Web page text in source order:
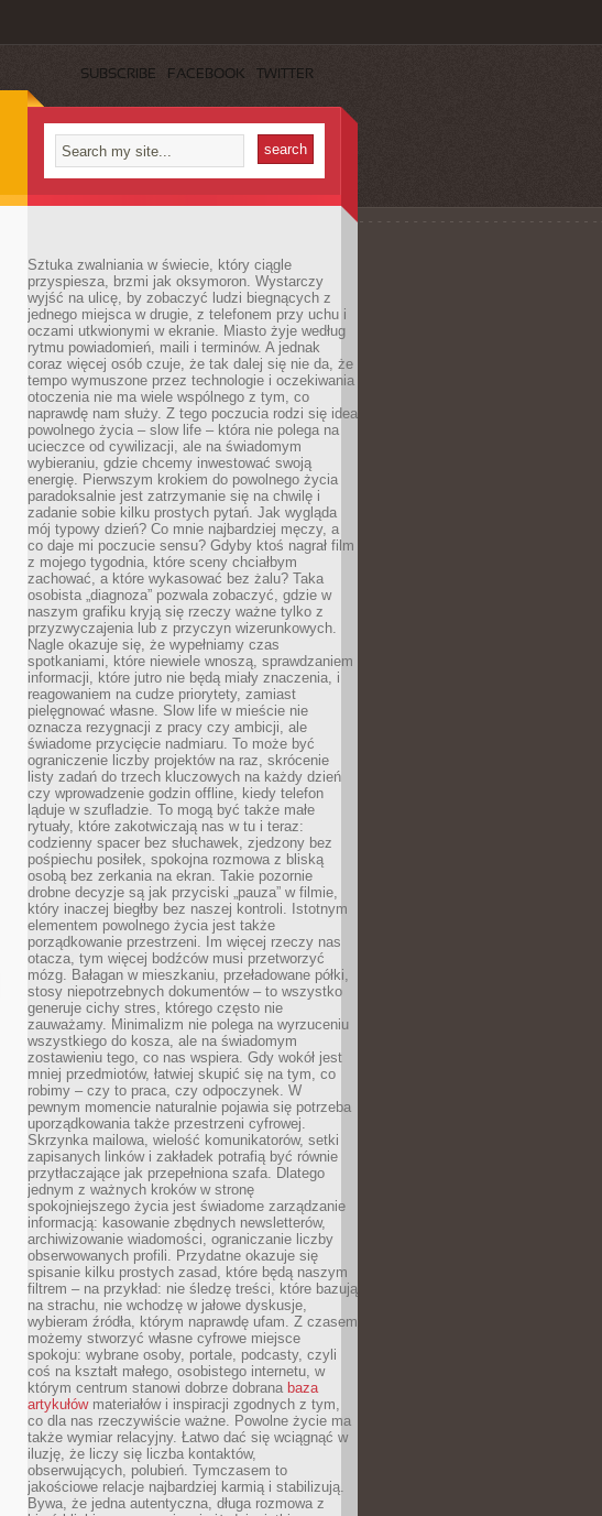
SUBSCRIBE FACEBOOK TWITTER
Sztuka zwalniania w świecie, który ciągle
przyspiesza, brzmi jak oksymoron. Wystarczy
wyjść na ulicę, by zobaczyć ludzi biegnących z
jednego miejsca w drugie, z telefonem przy uchu i
oczami utkwionymi w ekranie. Miasto żyje według
rytmu powiadomień, maili i terminów. A jednak
coraz więcej osób czuje, że tak dalej się nie da, że
tempo wymuszone przez technologie i oczekiwania
otoczenia nie ma wiele wspólnego z tym, co
naprawdę nam służy. Z tego poczucia rodzi się idea
powolnego życia – slow life – która nie polega na
ucieczce od cywilizacji, ale na świadomym
wybieraniu, gdzie chcemy inwestować swoją
energię. Pierwszym krokiem do powolnego życia
paradoksalnie jest zatrzymanie się na chwilę i
zadanie sobie kilku prostych pytań. Jak wygląda
mój typowy dzień? Co mnie najbardziej męczy, a
co daje mi poczucie sensu? Gdyby ktoś nagrał film
z mojego tygodnia, które sceny chciałbym
zachować, a które wykasować bez żalu? Taka
osobista „diagnoza” pozwala zobaczyć, gdzie w
naszym grafiku kryją się rzeczy ważne tylko z
przyzwyczajenia lub z przyczyn wizerunkowych.
Nagle okazuje się, że wypełniamy czas
spotkaniami, które niewiele wnoszą, sprawdzaniem
informacji, które jutro nie będą miały znaczenia, i
reagowaniem na cudze priorytety, zamiast
pielęgnować własne. Slow life w mieście nie
oznacza rezygnacji z pracy czy ambicji, ale
świadome przycięcie nadmiaru. To może być
ograniczenie liczby projektów na raz, skrócenie
listy zadań do trzech kluczowych na każdy dzień
czy wprowadzenie godzin offline, kiedy telefon
ląduje w szufladzie. To mogą być także małe
rytuały, które zakotwiczają nas w tu i teraz:
codzienny spacer bez słuchawek, zjedzony bez
pośpiechu posiłek, spokojna rozmowa z bliską
osobą bez zerkania na ekran. Takie pozornie
drobne decyzje są jak przyciski „pauza” w filmie,
który inaczej biegłby bez naszej kontroli. Istotnym
elementem powolnego życia jest także
porządkowanie przestrzeni. Im więcej rzeczy nas
otacza, tym więcej bodźców musi przetworzyć
mózg. Bałagan w mieszkaniu, przeładowane półki,
stosy niepotrzebnych dokumentów – to wszystko
generuje cichy stres, którego często nie
zauważamy. Minimalizm nie polega na wyrzuceniu
wszystkiego do kosza, ale na świadomym
zostawieniu tego, co nas wspiera. Gdy wokół jest
mniej przedmiotów, łatwiej skupić się na tym, co
robimy – czy to praca, czy odpoczynek. W
pewnym momencie naturalnie pojawia się potrzeba
uporządkowania także przestrzeni cyfrowej.
Skrzynka mailowa, wielość komunikatorów, setki
zapisanych linków i zakładek potrafią być równie
przytłaczające jak przepełniona szafa. Dlatego
jednym z ważnych kroków w stronę
spokojniejszego życia jest świadome zarządzanie
informacją: kasowanie zbędnych newsletterów,
archiwizowanie wiadomości, ograniczanie liczby
obserwowanych profili. Przydatne okazuje się
spisanie kilku prostych zasad, które będą naszym
filtrem – na przykład: nie śledzę treści, które bazują
na strachu, nie wchodzę w jałowe dyskusje,
wybieram źródła, którym naprawdę ufam. Z czasem
możemy stworzyć własne cyfrowe miejsce
spokoju: wybrane osoby, portale, podcasty, czyli
coś na kształt małego, osobistego internetu, w
którym centrum stanowi dobrze dobrana baza
artykułówmateriałów i inspiracji zgodnych z tym,
co dla nas rzeczywiście ważne. Powolne życie ma
także wymiar relacyjny. Łatwo dać się wciągnąć w
iluzję, że liczy się liczba kontaktów,
obserwujących, polubień. Tymczasem to
jakościowe relacje najbardziej karmią i stabilizują.
Bywa, że jedna autentyczna, długa rozmowa z